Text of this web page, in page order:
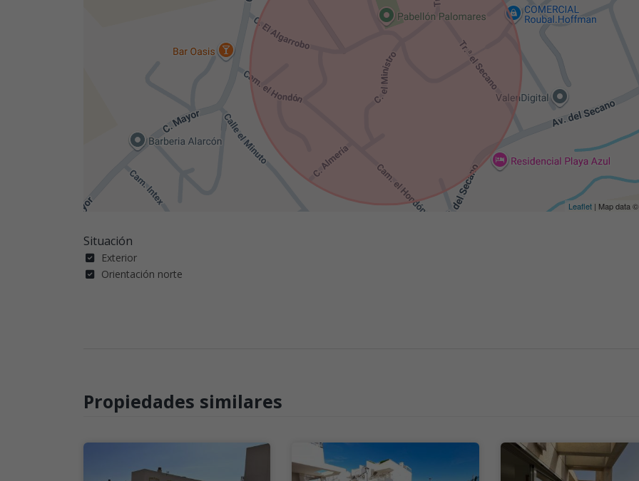
Leaflet| Map data ©
Situación
Exterior
Orientación norte
Propiedades similares